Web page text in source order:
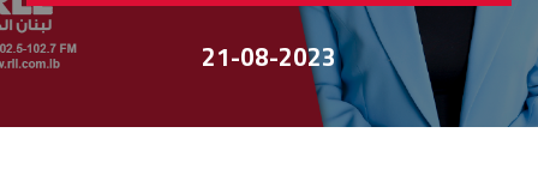
21-08-2023